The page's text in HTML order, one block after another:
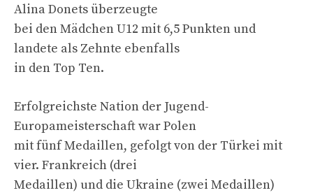
Alina Donets überzeugte
bei den Mädchen U12 mit 6,5 Punkten und
landete als Zehnte ebenfalls
in den Top Ten.
Erfolgreichste Nation der Jugend-
Europameisterschaft war Polen
mit fünf Medaillen, gefolgt von der Türkei mit
vier. Frankreich (drei
Medaillen) und die Ukraine (zwei Medaillen)